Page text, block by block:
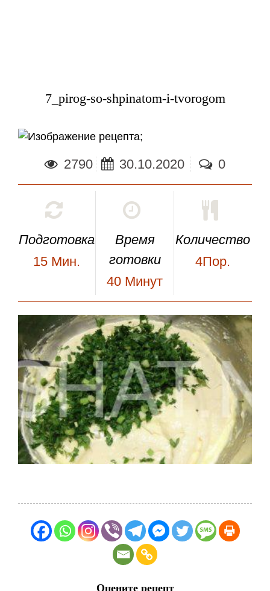
7_pirog-so-shpinatom-i-tvorogom
;
2790 30.10.2020 0
Подготовка
15 Мин.
Время
готовки
40 Минут
Количество
4Пор.
Оцените рецепт